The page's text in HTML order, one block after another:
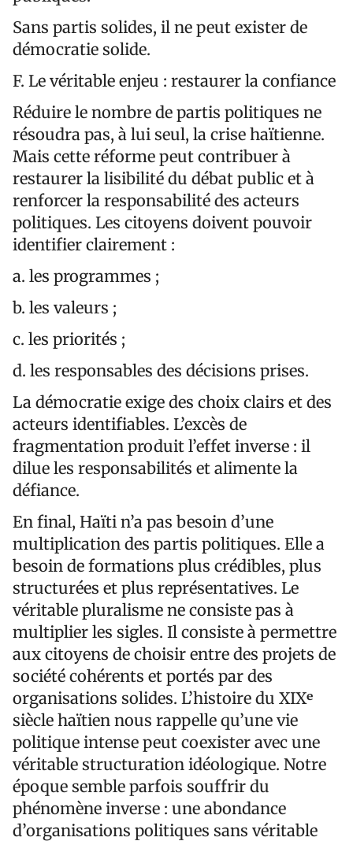
Sans partis solides, il ne peut exister de
démocratie solide.
F. Le véritable enjeu : restaurer la confiance
Réduire le nombre de partis politiques ne
résoudra pas, à lui seul, la crise haïtienne.
Mais cette réforme peut contribuer à
restaurer la lisibilité du débat public et à
renforcer la responsabilité des acteurs
politiques. Les citoyens doivent pouvoir
identifier clairement :
a. les programmes ;
b. les valeurs ;
c. les priorités ;
d. les responsables des décisions prises.
La démocratie exige des choix clairs et des
acteurs identifiables. L’excès de
fragmentation produit l’effet inverse : il
dilue les responsabilités et alimente la
défiance.
En final, Haïti n’a pas besoin d’une
multiplication des partis politiques. Elle a
besoin de formations plus crédibles, plus
structurées et plus représentatives. Le
véritable pluralisme ne consiste pas à
multiplier les sigles. Il consiste à permettre
aux citoyens de choisir entre des projets de
société cohérents et portés par des
organisations solides. L’histoire du XIXᵉ
siècle haïtien nous rappelle qu’une vie
politique intense peut coexister avec une
véritable structuration idéologique. Notre
époque semble parfois souffrir du
phénomène inverse : une abondance
d’organisations politiques sans véritable